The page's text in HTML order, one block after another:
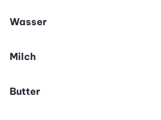
Wasser
Milch
Butter